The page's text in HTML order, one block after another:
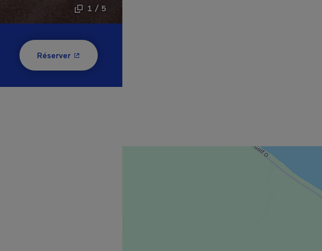
1 / 5
Réserver- Cet hyperlien s'ouvrira dans une nouvelle fenêtre.